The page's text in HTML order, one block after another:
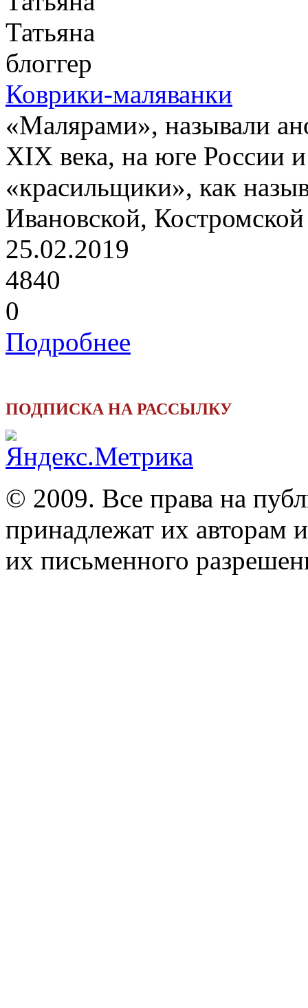
Татьяна
блоггер
Коврики-маляванки
«Малярами», называли
XIX века, на юге России
«красильщики», как
Ивановской,
25.02.2019
4840
0
Подробнее
ПОДПИСКА НА РАССЫЛКУ
© 2009. Все права на
принадлежат их авторам
их письменного